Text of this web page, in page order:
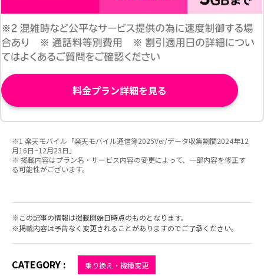
料金プラン詳細を見る
※1 楽天モバイル「楽天モバイル通信簿2025Ver/データ収集期間2024年12
月16日~12月23日」
※ 掲載内容はプラン名・サービス内容の変更によって、一部内容を修正す
る可能性がございます。
この記事の情報は掲載開始日時点のものとなります。
掲載内容は予告なく変更されることがありますのでご了承ください。
CATEGORY : 乗り換え・機種変更